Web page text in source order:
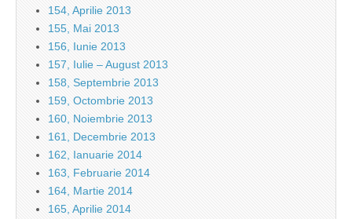
154, Aprilie 2013
155, Mai 2013
156, Iunie 2013
157, Iulie – August 2013
158, Septembrie 2013
159, Octombrie 2013
160, Noiembrie 2013
161, Decembrie 2013
162, Ianuarie 2014
163, Februarie 2014
164, Martie 2014
165, Aprilie 2014